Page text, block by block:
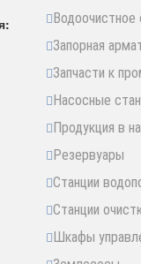
Водоочистное
Запорная
Запчасти к
Насосные
Продукция в
Резервуары
Станции
Станции
Шкафы